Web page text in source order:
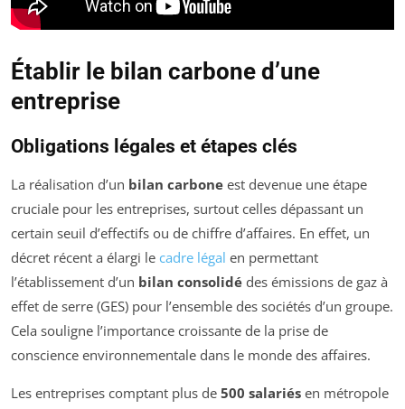
Établir le bilan carbone d’une
entreprise
Obligations légales et étapes clés
La réalisation d’un bilan carbone est devenue une étape
cruciale pour les entreprises, surtout celles dépassant un
certain seuil d’effectifs ou de chiffre d’affaires. En effet, un
décret récent a élargi le cadre légal en permettant
l’établissement d’un bilan consolidé des émissions de gaz à
effet de serre (GES) pour l’ensemble des sociétés d’un groupe.
Cela souligne l’importance croissante de la prise de
conscience environnementale dans le monde des affaires.
Les entreprises comptant plus de 500 salariés en métropole